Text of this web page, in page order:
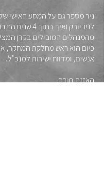
ניר מספר גם על המסע האישי
לניו-יורק ואיך בתוך
מהמנהלים המובילים בקרן
כיום הוא ראש מחלקת המחקר,
אנשים, ומדווח ישירות למנכ"ל.
האזנת חובה.